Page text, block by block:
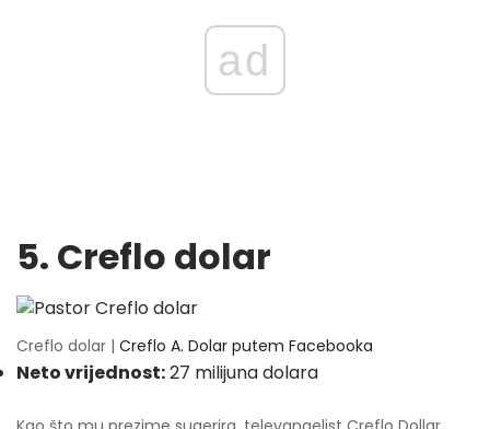
ad
5. Creflo dolar
Creflo dolar | Creflo A. Dolar putem Facebooka
Neto vrijednost:27 milijuna dolara